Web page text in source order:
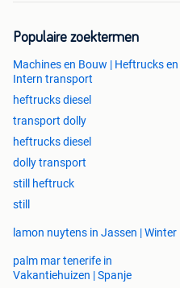
Populaire zoektermen
Machines en Bouw | Heftrucks en
Intern transport
heftrucks diesel
transport dolly
heftrucks diesel
dolly transport
still heftruck
still
lamon nuytens in Jassen | Winter
palm mar tenerife in
Vakantiehuizen | Spanje